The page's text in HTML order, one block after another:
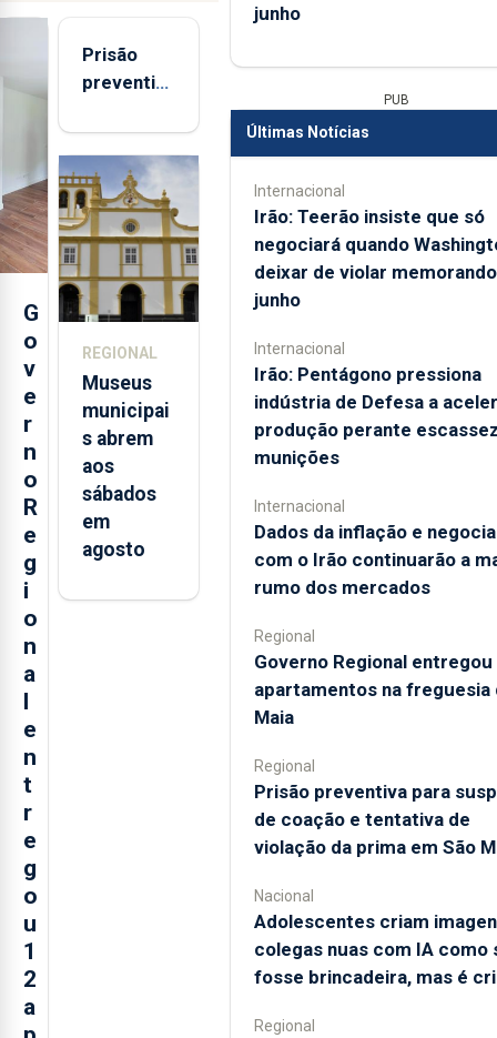
G
o
v
e
r
n
o
R
e
g
i
o
n
a
l
e
n
t
r
e
g
o
u
1
2
a
Prisão
preventiva
suspeito
de coação
e
tentativa
de
violação
da prima
Miguel
REGIONAL
Museus
municipai
s abrem
aos
sábados
em
agosto
junho
PUB
Últimas Notícias
Internacional
Irão: Teerão insiste que só
negociará quando
deixar de violar
junho
Internacional
Irão: Pentágono pressiona
indústria de Defesa a
produção perante
munições
Internacional
Dados da inflação e
com o Irão continuarão a
rumo dos mercados
Regional
Governo Regional entregou
apartamentos na freguesia
Maia
Regional
Prisão preventiva para
de coação e tentativa de
violação da prima em São
Nacional
Adolescentes criam
colegas nuas com IA como
fosse brincadeira, mas é
Regional